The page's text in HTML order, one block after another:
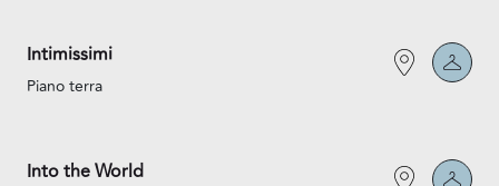
Intimissimi
Piano terra
Into the World